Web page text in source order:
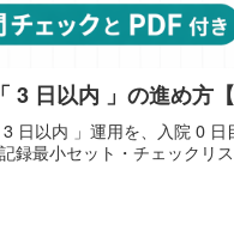
3 日以内 」の進め方
日以内 」運用を、入院 0
録最小セット・チェックリ